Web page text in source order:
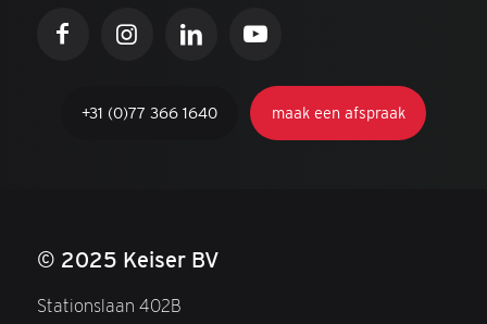
+31 (0)77 366 1640 maak een afspraak
© 2025 Keiser BV
Stationslaan 402B